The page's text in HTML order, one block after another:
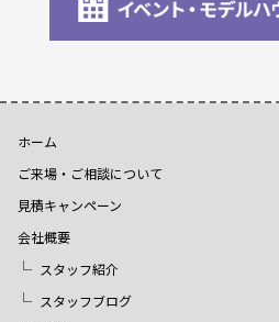
ホーム
ご来場・ご相談について
見積キャンペーン
会社概要
スタッフ紹介
スタッフブログ